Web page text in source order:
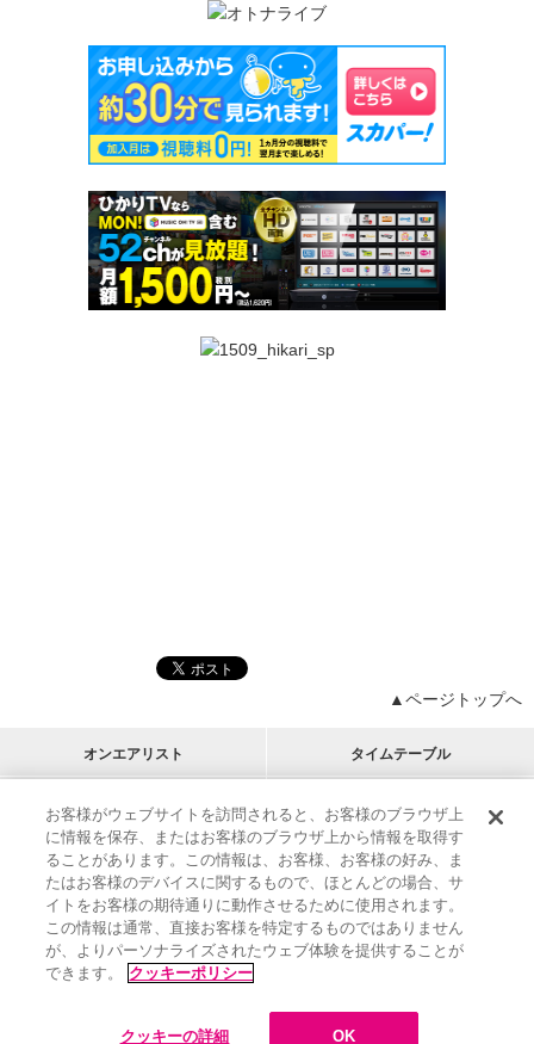
▲ページトップへ
オンエアリスト タイムテーブル
プログラムリスト チャート
アーティストリスト
M-ON!
RECOMMEND
リクエスト
インフォメーション | プレゼント&ご招待
MUSIC ON! TV（エムオン!）とは？ | サポート
サイト案内
| エムオン!友の会 | クッキーの詳細
お客様がウェブサイトを訪問されると、お客様のブラウザ上
に情報を保存、またはお客様のブラウザ上から情報を取得す
ることがあります。この情報は、お客様、お客様の好み、ま
たはお客様のデバイスに関するもので、ほとんどの場合、サ
イトをお客様の期待通りに動作させるために使用されます。
この情報は通常、直接お客様を特定するものではありません
が、よりパーソナライズされたウェブ体験を提供することが
できます。
クッキーポリシー
クッキーの詳細 OK